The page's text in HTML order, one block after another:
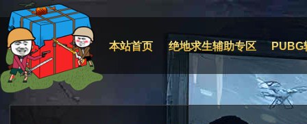
本站首页 绝地求生辅助专区 PUBG